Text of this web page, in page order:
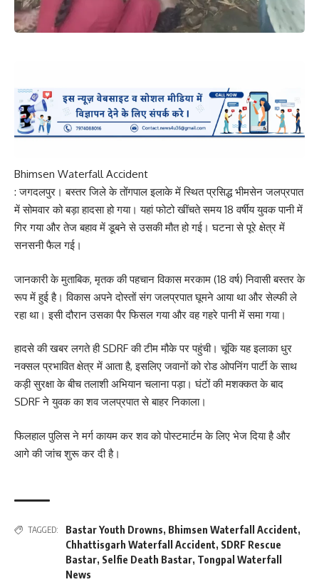
Bhimsen Waterfall Accident
: जगदलपुर। बस्तर जिले के तोंगपाल इलाके में स्थित प्रसिद्ध भीमसेन जलप्रपात
में सोमवार को बड़ा हादसा हो गया। यहां फोटो खींचते समय 18 वर्षीय युवक पानी में
गिर गया और तेज बहाव में डूबने से उसकी मौत हो गई। घटना से पूरे क्षेत्र में
सनसनी फैल गई।
जानकारी के मुताबिक, मृतक की पहचान विकास मरकाम (18 वर्ष) निवासी बस्तर के
रूप में हुई है। विकास अपने दोस्तों संग जलप्रपात घूमने आया था और सेल्फी ले
रहा था। इसी दौरान उसका पैर फिसल गया और वह गहरे पानी में समा गया।
हादसे की खबर लगते ही SDRF की टीम मौके पर पहुंची। चूंकि यह इलाका धुर
नक्सल प्रभावित क्षेत्र में आता है, इसलिए जवानों को रोड ओपनिंग पार्टी के साथ
कड़ी सुरक्षा के बीच तलाशी अभियान चलाना पड़ा। घंटों की मशक्कत के बाद
SDRF ने युवक का शव जलप्रपात से बाहर निकाला।
फिलहाल पुलिस ने मर्ग कायम कर शव को पोस्टमार्टम के लिए भेज दिया है और
आगे की जांच शुरू कर दी है।
TAGGED: Bastar Youth Drowns, Bhimsen Waterfall Accident,
Chhattisgarh Waterfall Accident, SDRF Rescue
Bastar, Selfie Death Bastar, Tongpal Waterfall
News